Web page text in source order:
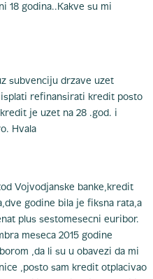
18 godina..Kakve su mi
subvenciju drzave uzet
isplati refinansirati kredit posto
je uzet na 28 .god. i
Hvala
Vojvodjanske banke,kredit
godine bila je fiksna rata,a
plus sestomesecni euribor.
meseca 2015 godine
,da li su u obavezi da mi
,posto sam kredit otplacivao